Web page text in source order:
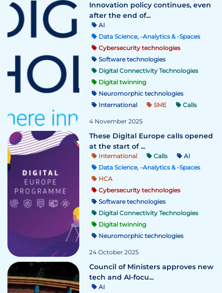
Innovation policy continues, even
after the end of...
AI
Data Science, -Analytics & -Spaces
Cybersecurity technologies
Software technologies
Digital Connectivity Technologies
Digital twinning
Neuromorphic technologies
International
SME Calls
4 November 2025
These Digital Europe calls opened
at the start of ...
International Calls
AI
Data Science, -Analytics & -Spaces
HCA
Cybersecurity technologies
Software technologies
Digital Connectivity Technologies
Digital twinning
Neuromorphic technologies
24 October 2025
Council of Ministers approves new
tech and AI-focu...
AI